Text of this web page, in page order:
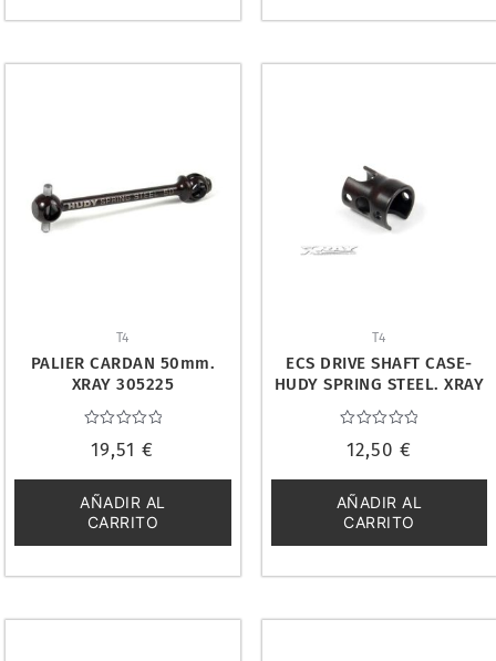
T4
PALIER CARDAN 50mm.
XRAY 305225
con
de
5
19,51€
AÑADIR AL
CARRITO
T4
ECS DRIVE SHAFT CASE-
HUDY SPRING STEEL. XRAY
305250
con
de
5
12,50 €
AÑADIR AL
CARRITO